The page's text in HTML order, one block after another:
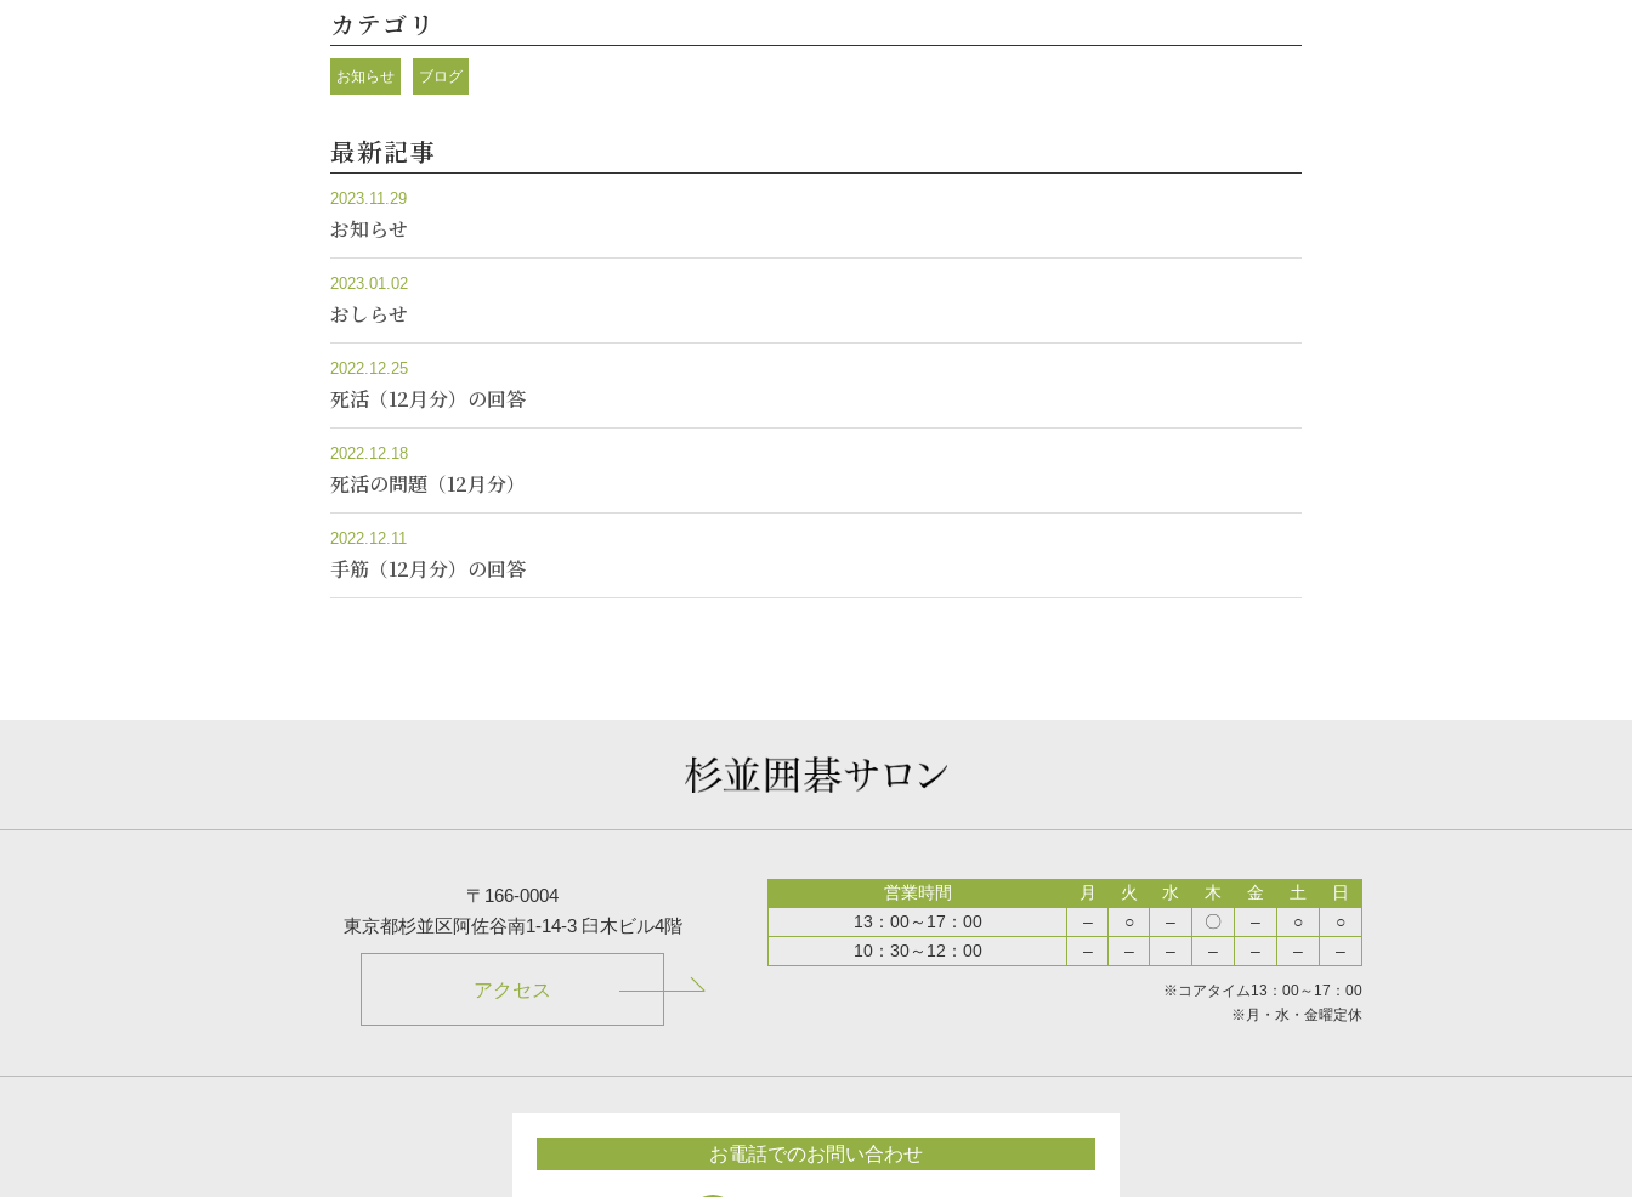
カテゴリ
お知らせ ブログ
最新記事
2023.11.29
お知らせ
2023.01.02
おしらせ
2022.12.25
死活（12月分）の回答
2022.12.18
死活の問題（12月分）
2022.12.11
手筋（12月分）の回答
〒166-0004
東京都杉並区阿佐谷南1-14-3 臼木ビル4階
アクセス
営業時間 月 火 水 木 金 土
日
13：00～17：00
– ○ – 〇 – ○
○
10：30～12：00
– – – – – – –
※コアタイム13：00～17：00
※月・水・金曜定休
お電話でのお問い合わせ